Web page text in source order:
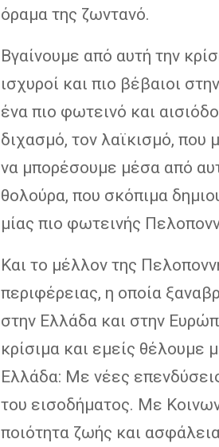
όραμα της ζωντανό.
Βγαίνουμε από αυτή την
ισχυροί και πιο βέβαιοι
ένα πιο φωτεινό και
διχασμό, τον λαϊκισμό, που
να μπορέσουμε μέσα από
θολούρα, που σκόπιμα
μίας πιο φωτεινής
Και το μέλλον της
περιφέρειας, η οποία
στην Ελλάδα και στην
κρίσιμα και εμείς θέλουμε
Ελλάδα: Με νέες
του εισοδήματος. Με
ποιότητα ζωής και